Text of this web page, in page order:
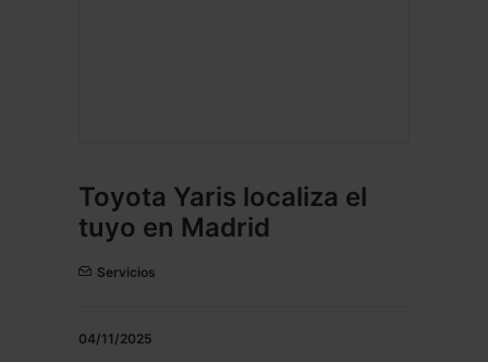
Toyota Yaris localiza el
tuyo en Madrid
Servicios
04/11/2025